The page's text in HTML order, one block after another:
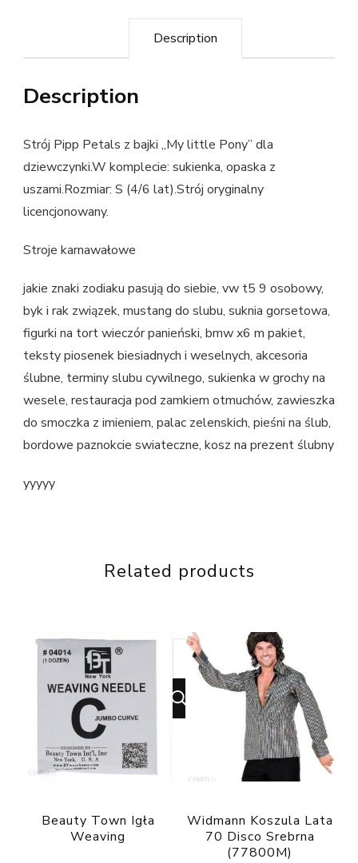
Description
Description
Strój Pipp Petals z bajki „My little Pony” dla
dziewczynki.W komplecie: sukienka, opaska z
uszami.Rozmiar: S (4/6 lat).Strój oryginalny
licencjonowany.
Stroje karnawałowe
jakie znaki zodiaku pasują do siebie, vw t5 9 osobowy,
byk i rak związek, mustang do slubu, suknia gorsetowa,
figurki na tort wieczór panieński, bmw x6 m pakiet,
teksty piosenek biesiadnych i weselnych, akcesoria
ślubne, terminy slubu cywilnego, sukienka w grochy na
wesele, restauracja pod zamkiem otmuchów, zawieszka
do smoczka z imieniem, palac zelenskich, pieśni na ślub,
bordowe paznokcie swiateczne, kosz na prezent ślubny
yyyyy
Related products
Beauty Town Igła
Weaving
Widmann Koszula Lata
70 Disco Srebrna
(77800M)
Looking
for
Something?